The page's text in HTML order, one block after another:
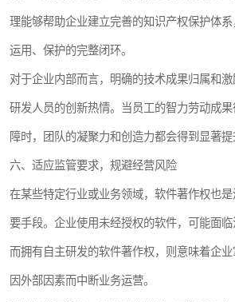
理能够帮助企业建立完善的知识产权保护体系
运用、保护的完整闭环。
对于企业内部而言，明确的技术成果归属和
研发人员的创新热情。当员工的智力劳动成
障时，团队的凝聚力和创造力都会得到显著提
六、适应监管要求，规避经营风险
在某些特定行业或业务领域，软件著作权也
要手段。企业使用未经授权的软件，可能面临
而拥有自主研发的软件著作权，则意味着企
因外部因素而中断业务运营。